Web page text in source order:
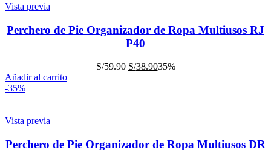
Vista previa
Perchero de Pie Organizador de Ropa Multiusos RJ
P40
S/59.90 S/38.9035%
Añadir al carrito
-35%
Vista previa
Perchero de Pie Organizador de Ropa Multiusos DR